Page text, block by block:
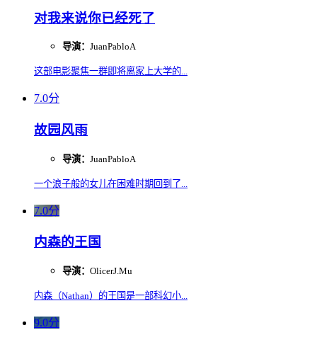
对我来说你已经死了
导演： JuanPabloA
这部电影聚焦一群即将离家上大学的...
7.0分
故园风雨
导演： JuanPabloA
一个浪子般的女儿在困难时期回到了...
7.0分
内森的王国
导演： OlicerJ.Mu
内森（Nathan）的王国是一部科幻小...
9.0分